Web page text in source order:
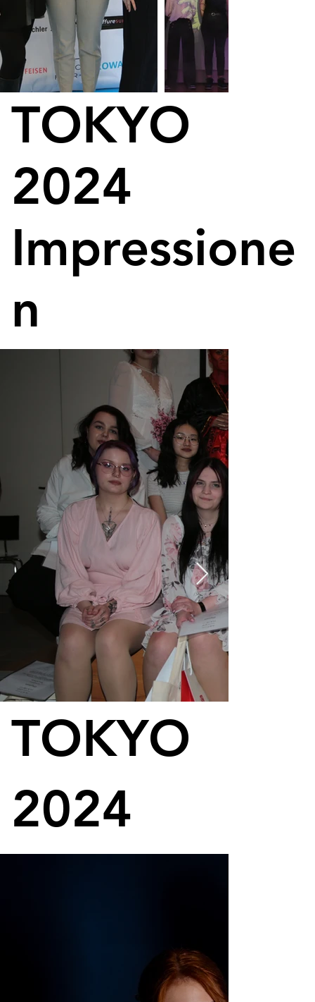
TOKYO
2024
TOKYO
2024
Impressione
n